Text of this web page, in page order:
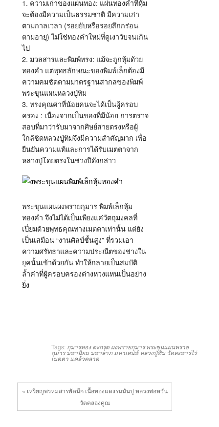
1. ความเก่าของแผ่นทอง: แผ่นทองคำที่หุ้ม
จะต้องมีความเป็นธรรมชาติ มีความเก่า
ตามกาลเวลา (รอยยับหรือรอยสึกกร่อน
ตามอายุ) ไม่ใช่ทองคำใหม่ที่ดูเงาวับจนเกิน
ไป
2. มวลสารและพิมพ์ทรง: แม้จะถูกหุ้มด้วย
ทองคำ แต่พุทธลักษณะของพิมพ์เล็กต้องมี
ความคมชัดตามมาตรฐานสากลของพิมพ์
พระขุนแผนหลวงปู่ทิม
3. ทรงคุณค่าที่น้อยคนจะได้เป็นผู้ครอบ
ครอง : เนื่องจากเป็นของที่มีน้อย การตรวจ
สอบที่มาว่ารับมาจากศิษย์สายตรงหรือผู้
ใกล้ชิดหลวงปู่ทิมจึงมีความสำคัญมาก เพื่อ
ยืนยันความแท้และการได้รับเมตตาจาก
หลวงปู่โดยตรงในช่วงปีดังกล่าว
พระขุนแผนผงพรายกุมาร พิมพ์เล็กหุ้ม
ทองคำ จึงไม่ได้เป็นเพียงแค่วัตถุมงคลที่
เปี่ยมด้วยพุทธคุณทางเมตตาเท่านั้น แต่ยัง
เป็นเสมือน “งานศิลป์ชั้นสูง” ที่รวมเอา
ความศรัทธาและความประณีตของช่างใน
ยุคนั้นเข้าด้วยกัน ทำให้กลายเป็นสมบัติ
ล้ำค่าที่ผู้ครอบครองต่างหวงแหนเป็นอย่าง
ยิ่ง
Tags: กุมารทอง ตะกรุด ผงพรายกุมาร พระขุนแผนพราย
กุมาร มหานิยม มหาลาภ มหาเสน่ห์ หลวงปู่ทิม วัดละหารไร่
เมตตา แคล้วคลาด
« เหรียญพรหมสารพัดนึก เนื้อทองแดงรมมันปู หลวงพ่อหวั่น
วัดคลองคูณ